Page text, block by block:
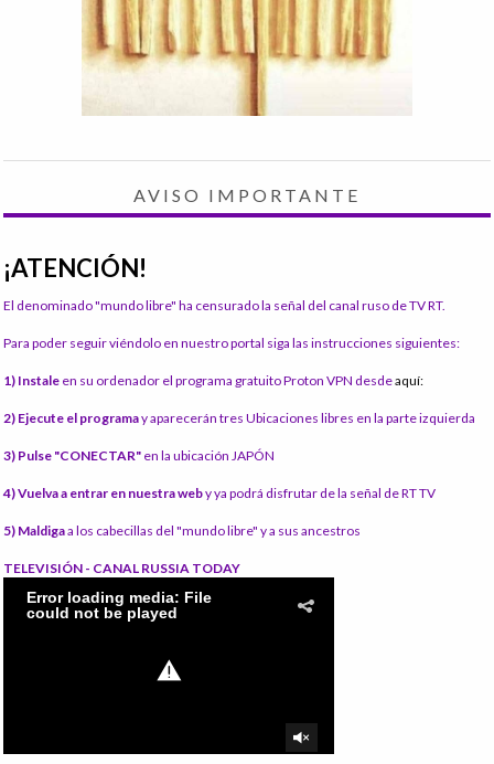
AVISO IMPORTANTE
¡ATENCIÓN!
El denominado "mundo libre" ha censurado la señal del canal ruso de TV RT.
Para poder seguir viéndolo en nuestro portal siga las instrucciones siguientes:
1) Instale en su ordenador el programa gratuito Proton VPN desdeaquí:
2) Ejecute el programay aparecerán tres Ubicaciones libres en la parte izquierda
3) Pulse "CONECTAR" en la ubicación JAPÓN
4) Vuelva a entrar en nuestra weby ya podrá disfrutar de la señal de RT TV
5) Maldigaa los cabecillas del "mundo libre" y a sus ancestros
TELEVISIÓN - CANAL RUSSIA TODAY